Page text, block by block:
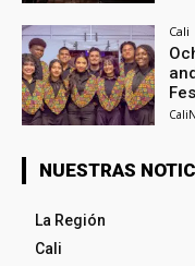
Cali
NUESTRAS
La Región
Cali